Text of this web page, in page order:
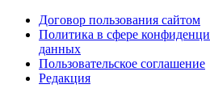
Договор пользования сайтом
Политика в сфере
данных
Пользовательское соглашение
Редакция